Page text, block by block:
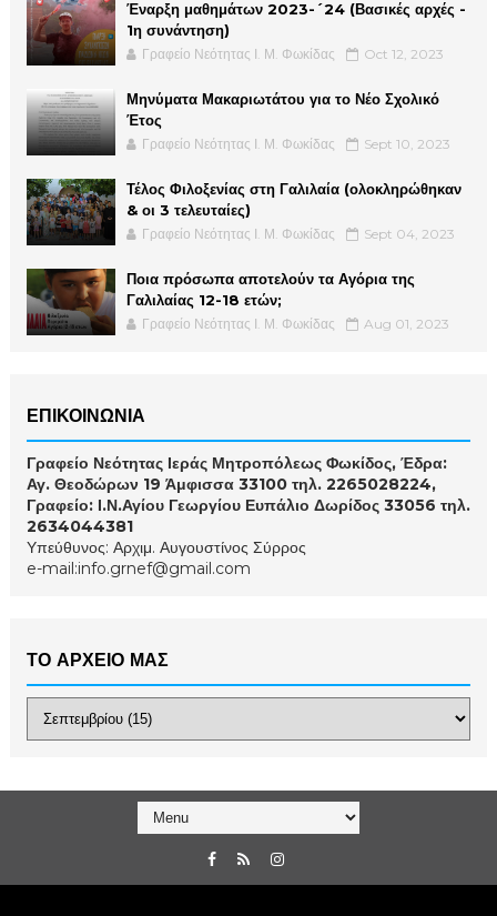
Έναρξη μαθημάτων 2023-´24 (Βασικές αρχές -
1η συνάντηση)
Γραφείο Νεότητας Ι. Μ. Φωκίδας Oct 12, 2023
Μηνύματα Μακαριωτάτου για το Νέο Σχολικό
Έτος
Γραφείο Νεότητας Ι. Μ. Φωκίδας Sept 10, 2023
Τέλος Φιλοξενίας στη Γαλιλαία (ολοκληρώθηκαν
& οι 3 τελευταίες)
Γραφείο Νεότητας Ι. Μ. Φωκίδας Sept 04, 2023
Ποια πρόσωπα αποτελούν τα Αγόρια της
Γαλιλαίας 12-18 ετών;
Γραφείο Νεότητας Ι. Μ. Φωκίδας Aug 01, 2023
ΕΠΙΚΟΙΝΩΝΙΑ
Γραφείο Νεότητας Ιεράς Μητροπόλεως Φωκίδος, Έδρα:
Αγ. Θεοδώρων 19 Άμφισσα 33100 τηλ. 2265028224,
Γραφείο: Ι.Ν.Αγίου Γεωργίου Ευπάλιο Δωρίδος 33056 τηλ.
2634044381
Υπεύθυνος: Αρχιμ. Αυγουστίνος Σύρρος
e-mail:info.grnef@gmail.com
ΤΟ ΑΡΧΕΙΟ ΜΑΣ